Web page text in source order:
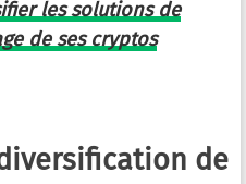
les solutions de
de ses cryptos
de